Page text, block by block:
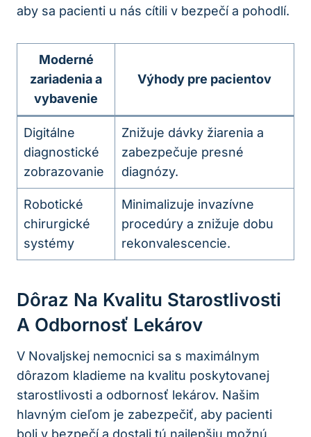
aby sa pacienti u nás cítili v bezpečí a pohodlí.
Moderné
zariadenia a
vybavenie
Výhody pre pacientov
Digitálne
diagnostické
zobrazovanie
Znižuje dávky žiarenia a
zabezpečuje presné
diagnózy.
Robotické
chirurgické
systémy
Minimalizuje invazívne
procedúry a znižuje dobu
rekonvalescencie.
Dôraz Na Kvalitu Starostlivosti
A Odbornosť Lekárov
V Novaljskej nemocnici sa s maximálnym
dôrazom kladieme na kvalitu poskytovanej
starostlivosti a odbornosť lekárov. Našim
hlavným cieľom je zabezpečiť, aby pacienti
boli v bezpečí a dostali tú najlepšiu možnú